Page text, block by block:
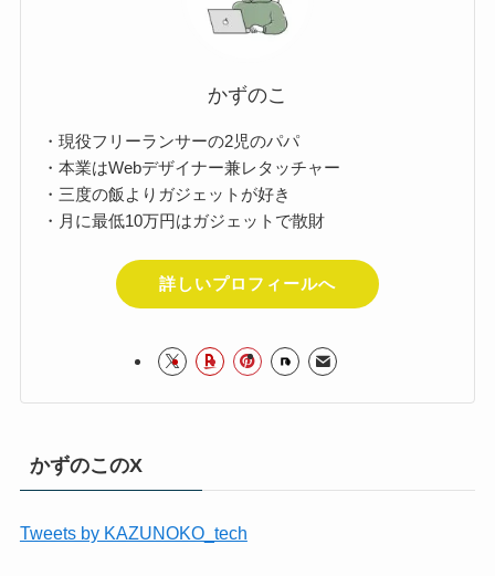
かずのこ
・現役フリーランサーの2児のパパ
・本業はWebデザイナー兼レタッチャー
・三度の飯よりガジェットが好き
・月に最低10万円はガジェットで散財
詳しいプロフィールへ
かずのこのX
Tweets by KAZUNOKO_tech